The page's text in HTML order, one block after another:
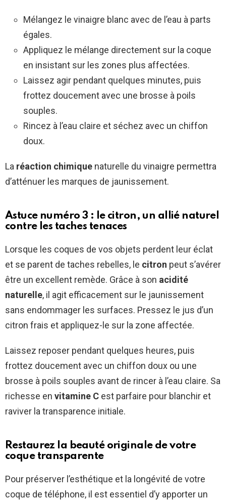
Mélangez le vinaigre blanc avec de l’eau à parts
égales.
Appliquez le mélange directement sur la coque
en insistant sur les zones plus affectées.
Laissez agir pendant quelques minutes, puis
frottez doucement avec une brosse à poils
souples.
Rincez à l’eau claire et séchez avec un chiffon
doux.
La réaction chimique naturelle du vinaigre permettra
d’atténuer les marques de jaunissement.
Astuce numéro 3 : le citron, un allié naturel
contre les taches tenaces
Lorsque les coques de vos objets perdent leur éclat
et se parent de taches rebelles, le citron peut s’avérer
être un excellent remède. Grâce à son acidité
naturelle, il agit efficacement sur le jaunissement
sans endommager les surfaces. Pressez le jus d’un
citron frais et appliquez-le sur la zone affectée.
Laissez reposer pendant quelques heures, puis
frottez doucement avec un chiffon doux ou une
brosse à poils souples avant de rincer à l’eau claire. Sa
richesse en vitamine C est parfaire pour blanchir et
raviver la transparence initiale.
Restaurez la beauté originale de votre
coque transparente
Pour préserver l’esthétique et la longévité de votre
coque de téléphone, il est essentiel d’y apporter un